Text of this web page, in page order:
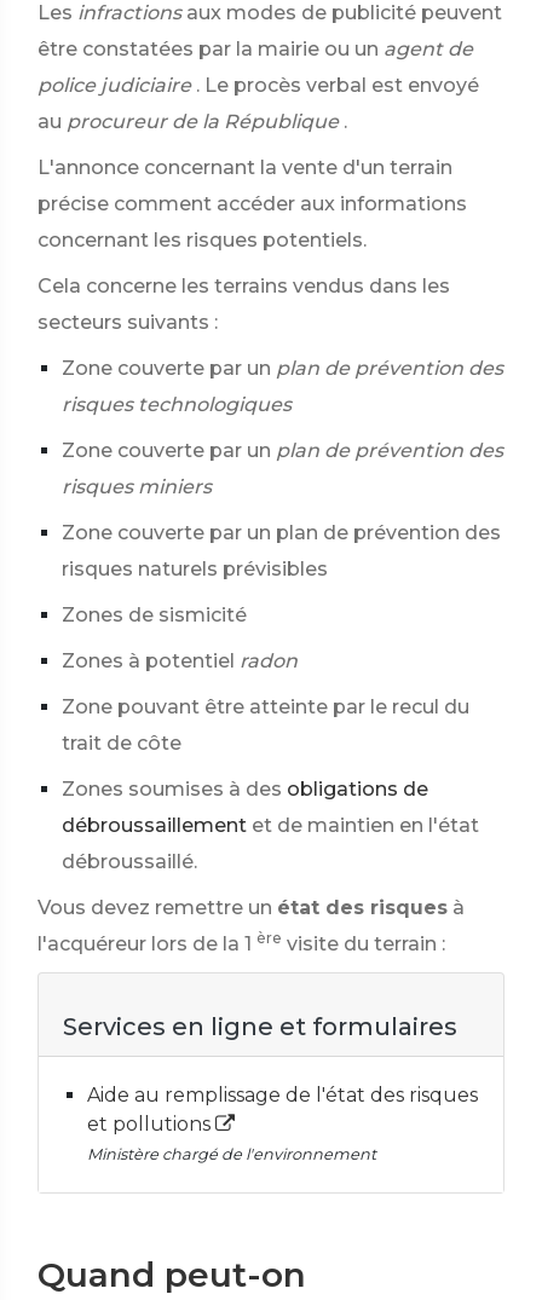
Les infractions aux modes de publicité peuvent
être constatées par la mairie ou un agent de
police judiciaire . Le procès verbal est envoyé
au procureur de la République .
L'annonce concernant la vente d'un terrain
précise comment accéder aux informations
concernant les risques potentiels.
Cela concerne les terrains vendus dans les
secteurs suivants :
Zone couverte par un plan de prévention des
risques technologiques
Zone couverte par un plan de prévention des
risques miniers
Zone couverte par un plan de prévention des
risques naturels prévisibles
Zones de sismicité
Zones à potentiel radon
Zone pouvant être atteinte par le recul du
trait de côte
Zones soumises à des obligations de
débroussaillement et de maintien en l'état
débroussaillé.
Vous devez remettre un état des risques à
l'acquéreur lors de la 1 ère visite du terrain :
Services en ligne et formulaires
Aide au remplissage de l'état des risques
et pollutions
Ministère chargé de l'environnement
Quand peut-on